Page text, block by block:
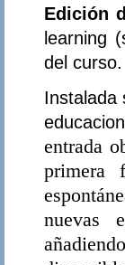
Edición
learning
del curso.
Instalada
entrada
primera
nuevas